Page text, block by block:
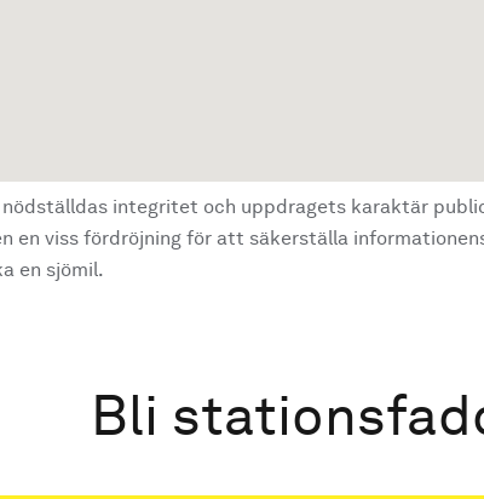
nödställdas integritet och uppdragets karaktär
en viss fördröjning för att säkerställa
en sjömil.
Bli